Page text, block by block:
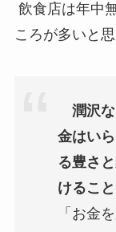
飲食店は年中
ころが多いと
潤沢
金はい
る豊さ
けるこ
「お金